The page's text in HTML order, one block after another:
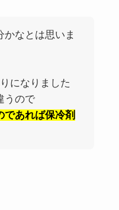
かなとは思いま
になりました
うので
であれば保冷剤